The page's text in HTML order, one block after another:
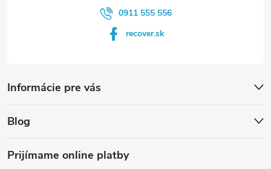
0911 555 556
recover.sk
Informácie pre vás
Blog
Prijímame online platby